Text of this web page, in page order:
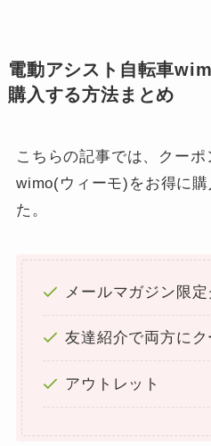
電動アシスト自転車
購入する方法まとめ
こちらの記事では、クーポ
wimo(ウィーモ)をお得に
た。
メールマガジン限
友達紹介で両方にク
アウトレット